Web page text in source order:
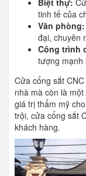
tinh tế của
Văn phòng:
đại, chuyên
Công trình
tượng mạnh
Cửa cổng sắt
nhà mà còn là
giá trị thẩm mỹ
trội, cửa cổng sắt
khách hàng.